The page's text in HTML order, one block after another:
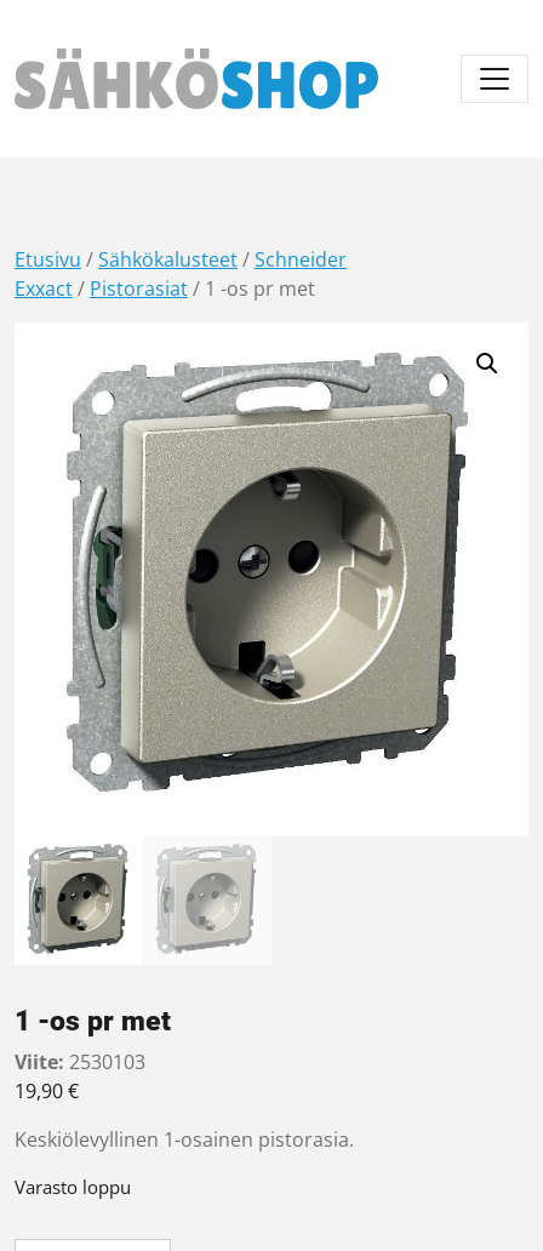
Päävalikko
Etusivu /Sähkökalusteet/Schneider
Exxact/ Pistorasiat/ 1 -os pr met
1 -os pr met
Viite: 2530103
19,90€
Keskiölevyllinen 1-osainen pistorasia.
Varasto loppu